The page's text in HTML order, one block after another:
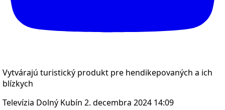
Vytvárajú turistický produkt pre hendikepovaných a ich
blízkych
Televízia Dolný Kubín 2. decembra 2024 14:09